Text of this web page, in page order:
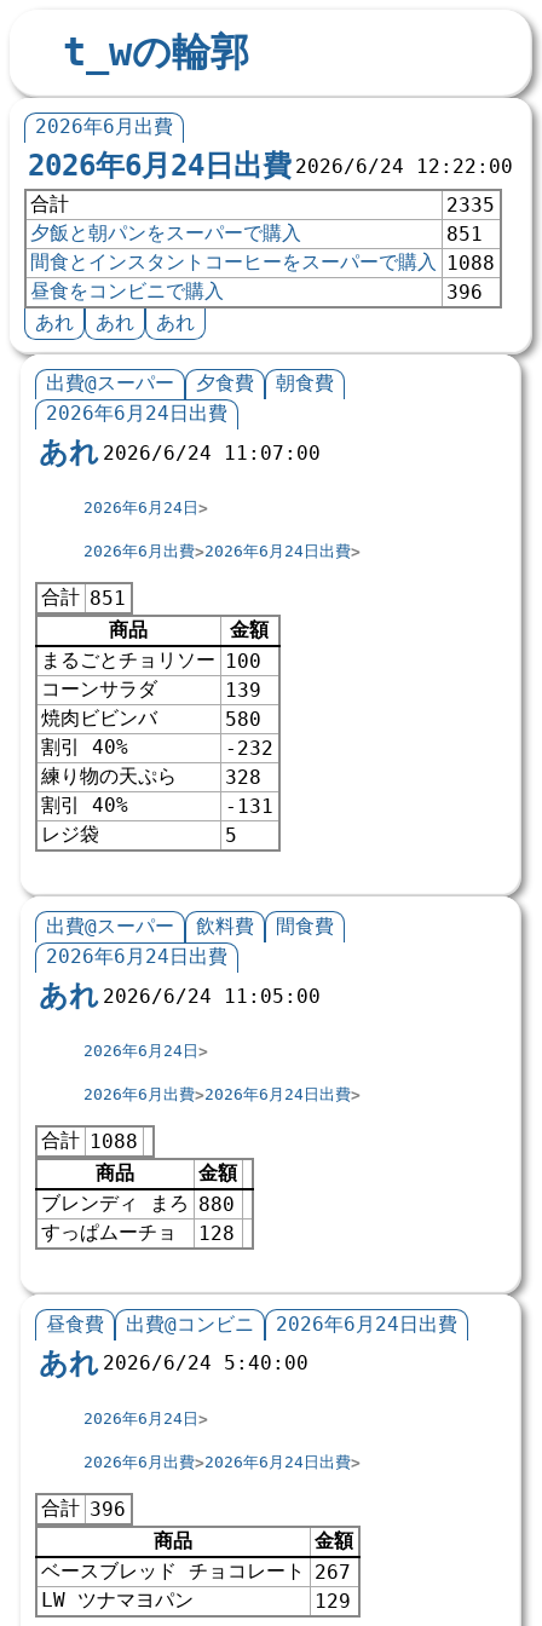
t_wの輪郭
2026年6月出費
2026年6月24日出費 2026/6/24 12:22:00
合計
2335
夕飯と朝パンをスーパーで購入
851
間食とインスタントコーヒーをスーパーで購入
1088
昼食をコンビニで購入
396
あれ
あれ あれ
出費@スーパー 夕食費
朝食費
2026年6月24日出費
あれ 2026/6/24 11:07:00
2026年6月24日
2026年6月出費 2026年6月24日出費
合計 851
商品
金額
まるごとチョリソー 100
コーンサラダ
139
焼肉ビビンバ
580
割引 40%
-232
練り物の天ぷら
328
割引 40%
-131
レジ袋
5
出費@スーパー 飲料費
間食費
2026年6月24日出費
あれ 2026/6/24 11:05:00
2026年6月24日
2026年6月出費 2026年6月24日出費
合計 1088
商品
金額
ブレンディ まろ 880
すっぱムーチョ
128
昼食費 出費@コンビニ 2026年6月24日出費
あれ 2026/6/24 5:40:00
2026年6月24日
2026年6月出費 2026年6月24日出費
合計 396
商品
金額
ベースブレッド チョコレート
267
LW ツナマヨパン
129